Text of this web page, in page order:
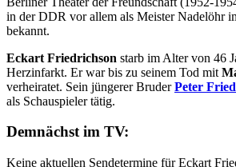
in der DDR vor allem als Meister Nadelöhr
bekannt.
Eckart Friedrichson starb im Alter von 46
Herzinfarkt. Er war bis zu seinem Tod mit
verheiratet. Sein jüngerer BruderPeter
als Schauspieler tätig.
Demnächst im TV:
Keine aktuellen Sendetermine für Eckart